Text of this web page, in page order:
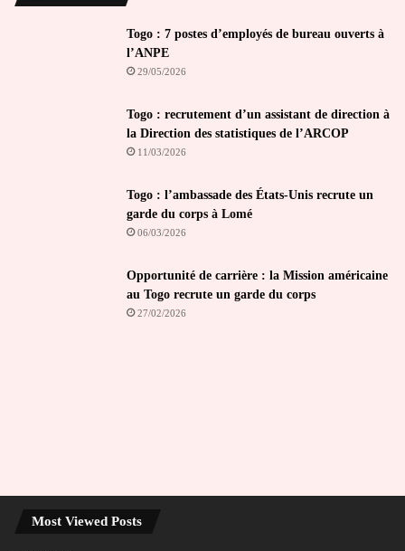
Togo : 7 postes d’employés de bureau ouverts à
l’ANPE
29/05/2026
Togo : recrutement d’un assistant de direction à
la Direction des statistiques de l’ARCOP
11/03/2026
Togo : l’ambassade des États-Unis recrute un
garde du corps à Lomé
06/03/2026
Opportunité de carrière : la Mission américaine
au Togo recrute un garde du corps
27/02/2026
Most Viewed Posts